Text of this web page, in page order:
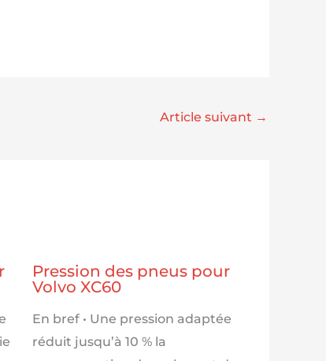
Article suivant →
Pression des pneus pour
Volvo XC60
En bref • Une pression adaptée
réduit jusqu’à 10 % la